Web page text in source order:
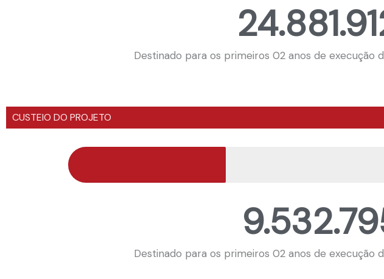
Destinado para os primeiros 02 anos de execução
CUSTEIO DO PROJETO
Destinado para os primeiros 02 anos de execução